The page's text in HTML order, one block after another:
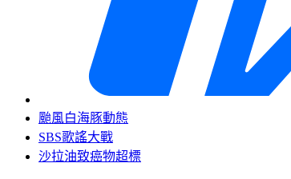
颱風白海豚動態
SBS歌謠大戰
沙拉油致癌物超標